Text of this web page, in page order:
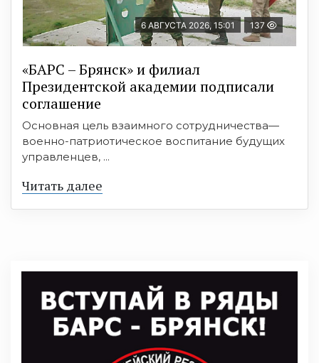
6 АВГУСТА 2026, 15:01 137
«БАРС – Брянск» и филиал
Президентской академии подписали
соглашение
Основная цель взаимного сотрудничества—
военно-патриотическое воспитание будущих
управленцев, ...
Читать далее